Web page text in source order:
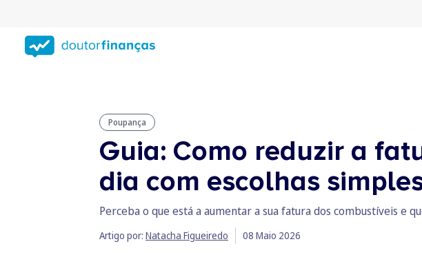
conteúdo
principal
Poupança
Guia: Como reduzir a
dia com escolhas
Perceba o que está a aumentar a sua fatura dos combustíveis e
Artigo por: Natacha Figueiredo 08 Maio 2026